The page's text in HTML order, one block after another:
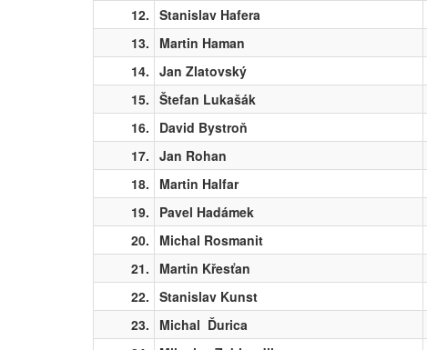
12. Stanislav Hafera
13.
Martin Haman
14. Jan Zlatovský
15. Štefan Lukašák
16.
David Bystroň
17. Jan Rohan
18.
Martin Halfar
19.
Pavel Hadámek
20.
Michal Rosmanit
21.
Martin Křesťan
22. Stanislav Kunst
23.
Michal Ďurica